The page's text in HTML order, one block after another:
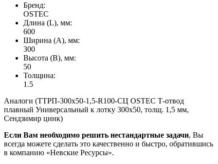
Бренд:
OSTEC
Длина (L), мм:
600
Ширина (А), мм:
300
Высота (В), мм:
50
Толщина:
1.5
Аналоги (ТТРП-300х50-1,5-R100-СЦ OSTEC Т-отвод
плавный Универсальный к лотку 300х50, толщ. 1,5 мм,
Сендзимир цинк)
Если Вам необходимо решить нестандартные задачи, Вы
всегда можете сделать это качественно и быстро, обратившись
в компанию «Невские Ресурсы».